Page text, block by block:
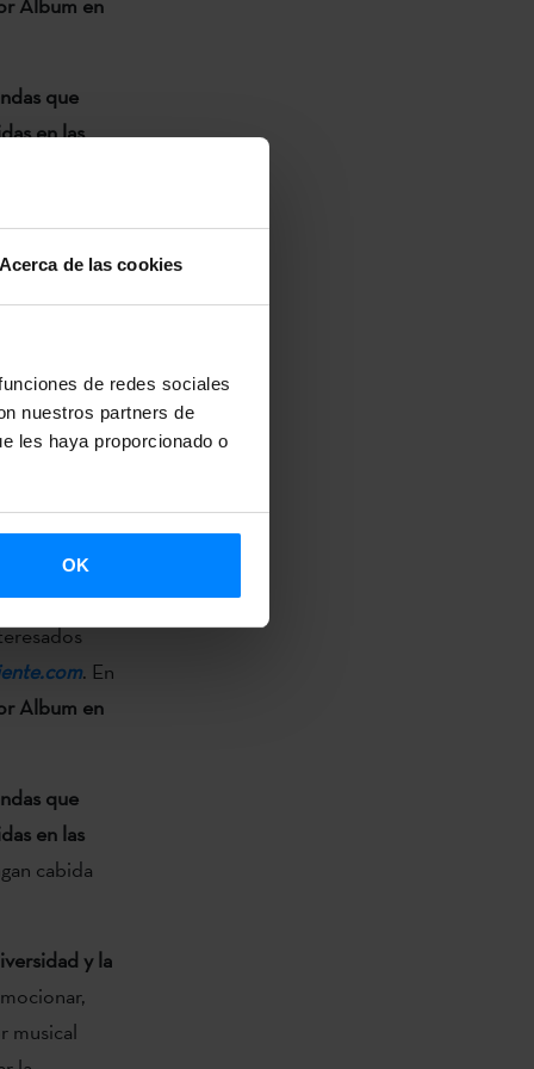
Acerca de las cookies
de redes sociales
nuestros partners de
les haya proporcionado o
OK
que
en las
y la
y
es
categorías
. En
Album en
que
en las
cabida
y la
musical